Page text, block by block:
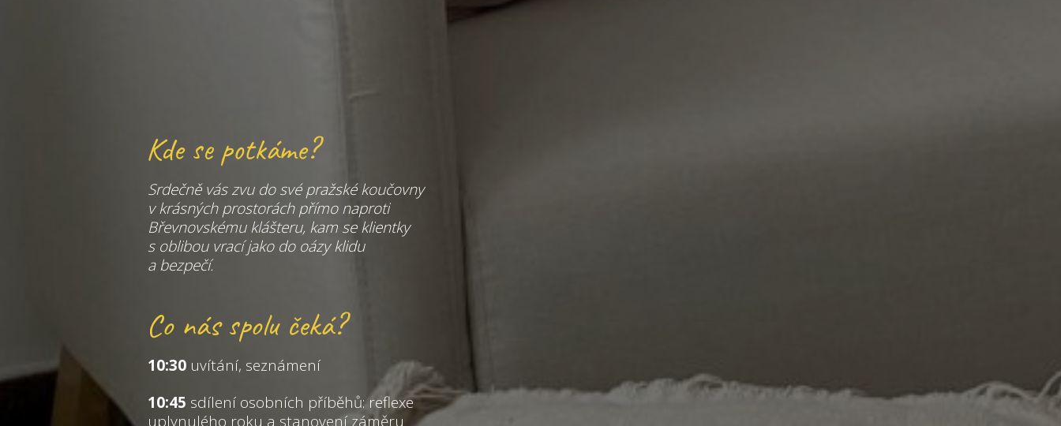
Kde se potkáme?
Srdečně vás zvu do své pražské koučovny
v krásných prostorách přímo naproti
Břevnovskému klášteru, kam se klientky
s oblibou vrací jako do oázy klidu
a bezpečí.
Co nás spolu čeká?
10:30 uvítání, seznámení
10:45 sdílení osobních příběhů: reflexe
uplynulého roku a stanovení záměru